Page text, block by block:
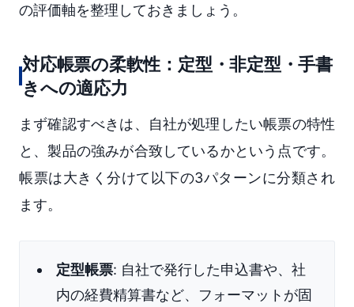
の評価軸を整理しておきましょう。
対応帳票の柔軟性：定型・非定型・手書
きへの適応力
まず確認すべきは、自社が処理したい帳票の特性
と、製品の強みが合致しているかという点です。
帳票は大きく分けて以下の3パターンに分類され
ます。
定型帳票: 自社で発行した申込書や、社
内の経費精算書など、フォーマットが固